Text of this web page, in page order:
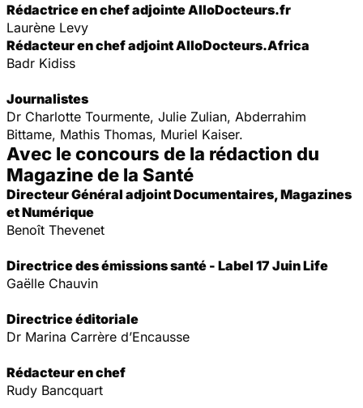
Rédactrice en chef adjointe AlloDocteurs.fr
Laurène Levy
Rédacteur en chef adjoint AlloDocteurs.Africa
Badr Kidiss
Journalistes
Dr Charlotte Tourmente, Julie Zulian, Abderrahim
Bittame, Mathis Thomas, Muriel Kaiser.
Avec le concours de la rédaction du
Magazine de la Santé
Directeur Général adjoint Documentaires, Magazines
et Numérique
Benoît Thevenet
Directrice des émissions santé - Label 17 Juin Life
Gaëlle Chauvin
Directrice éditoriale
Dr Marina Carrère d’Encausse
Rédacteur en chef
Rudy Bancquart